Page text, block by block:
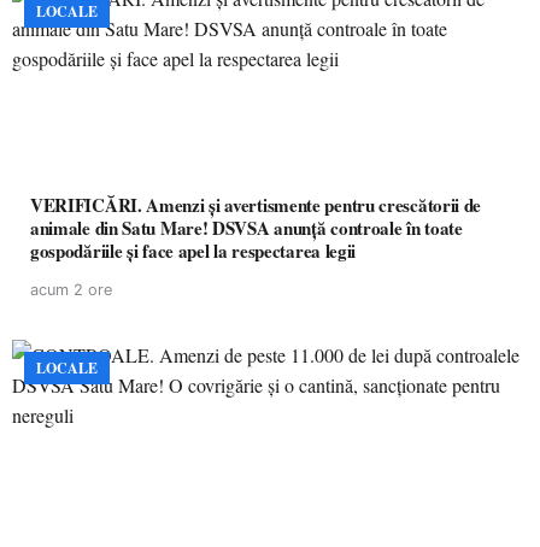
LOCALE
VERIFICĂRI. Amenzi și avertismente pentru crescătorii de
animale din Satu Mare! DSVSA anunță controale în toate
gospodăriile și face apel la respectarea legii
acum 2 ore
LOCALE